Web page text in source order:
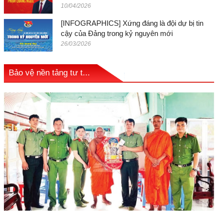
10/04/2026
[INFOGRAPHICS] Xứng đáng là đội dự bị tin
cậy của Đảng trong kỷ nguyên mới
26/03/2026
Bảo vệ nền tảng tư t...